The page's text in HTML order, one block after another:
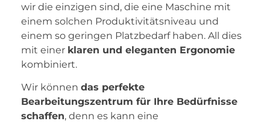
wir die einzigen sind, die eine Maschine mit
einem solchen Produktivitätsniveau und
einem so geringen Platzbedarf haben. All dies
mit einer klaren und eleganten Ergonomie
kombiniert.
Wir können das perfekte
Bearbeitungszentrum für Ihre Bedürfnisse
schaffen, denn es kann eine